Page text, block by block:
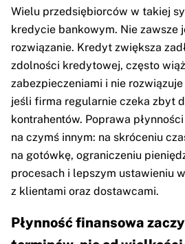
Wielu przedsiębiorców w takiej
kredycie bankowym. Nie zawsze
rozwiązanie. Kredyt zwiększa
zdolności kredytowej, często
zabezpieczeniami i nie
jeśli firma regularnie czeka zbyt
kontrahentów. Poprawa
na czymś innym: na skróceniu
na gotówkę, ograniczeniu
procesach i lepszym ustawieniu
z klientami oraz dostawcami.
Płynność finansowa